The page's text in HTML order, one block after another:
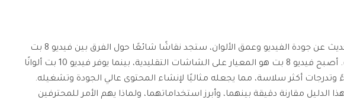
عند الحديث عن جودة الفيديو وعمق الألوان، ستجد نقاشًا شائعًا حول الفرق بين فيديو 8 بت
و10 بت. أصبح فيديو 8 بت هو المعيار على الشاشات التقليدية، بينما يوفر فيديو 10 بت ألوانًا
وتدرجات أكثر سلاسة، مما يجعله مثاليًا لإنشاء المحتوى عالي الجودة وتشغيله.
الدليل مقارنة دقيقة بينهما، وأبرز استخداماتهما، ولماذا يهم الأمر للمحترفين